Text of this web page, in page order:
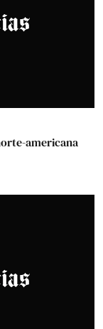
americana